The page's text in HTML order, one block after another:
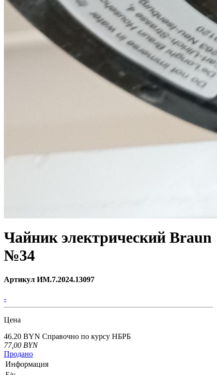
Чайник электрический Braun
№34
Артикул ИМ.7.2024.13097
-
Цена
46.20 BYN Справочно по курсу НБРБ
77,00 BYN
Продано
Информация